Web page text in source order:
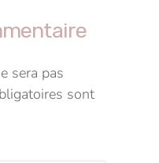
sera pas
sont